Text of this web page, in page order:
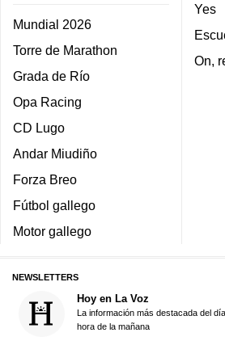
Mundial 2026
Torre de Marathon
Grada de Río
Opa Racing
CD Lugo
Andar Miudiño
Forza Breo
Fútbol gallego
Motor gallego
Yes
On,
NEWSLETTERS
Hoy en La Voz
La información más destacada del
hora de la mañana